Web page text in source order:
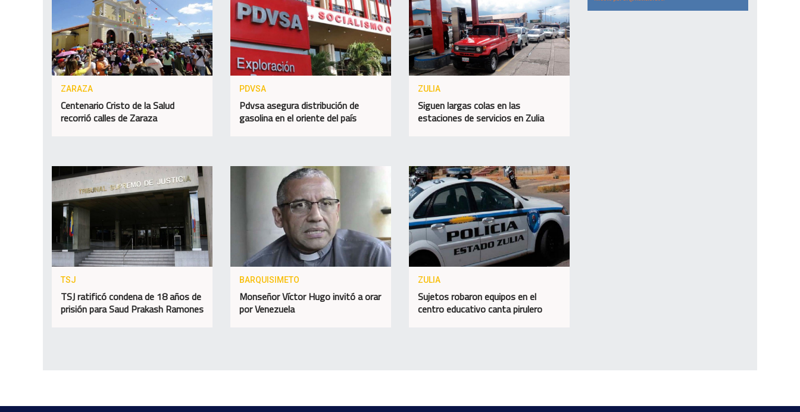
ZARAZA
Centenario Cristo de la Salud
recorrió calles de Zaraza
PDVSA
Pdvsa asegura distribución de
gasolina en el oriente del país
ZULIA
Siguen largas colas en las
estaciones de servicios en Zulia
TSJ
TSJ ratificó condena de 18 años de
prisión para Saud Prakash Ramones
BARQUISIMETO
Monseñor Víctor Hugo invitó a orar
por Venezuela
ZULIA
Sujetos robaron equipos en el
centro educativo canta pirulero